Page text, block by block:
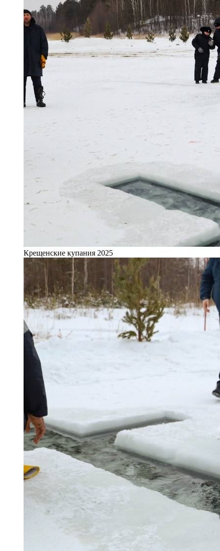
Крещенские купания 2025